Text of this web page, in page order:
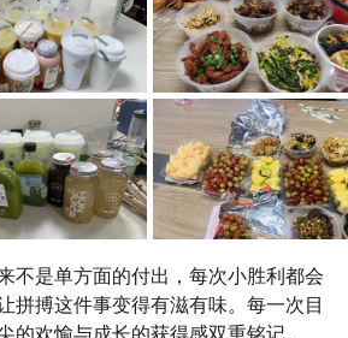
不是单方面的付出，每次小胜利都会
拼搏这件事变得有滋有味。每一次目